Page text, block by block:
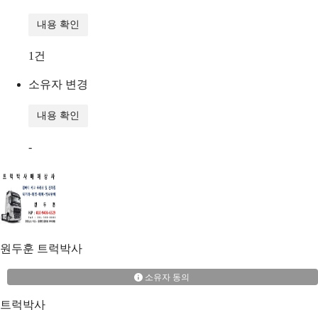
내용 확인
1 건
소유자 변경
내용 확인
-
원두훈 트럭박사
소유자 동의
트럭박사